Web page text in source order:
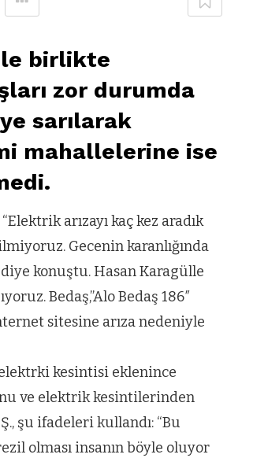
ile birlikte
zor durumda
sarılarak
mahallelerine ise
arızayı kaç kez aradık
Gecenin karanlığında
konuştu. Hasan Karagülle
Bedaş,”Alo Bedaş 186″
sitesine arıza nedeniyle
kesintisi eklenince
ve elektrik kesintilerinden
şu ifadeleri kullandı: “Bu
olması insanın böyle oluyor